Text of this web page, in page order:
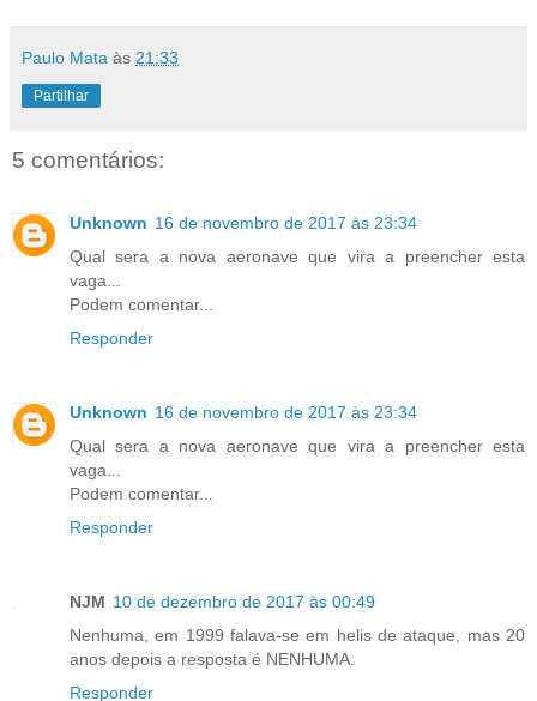
Paulo Mata às 21:33
Partilhar
5 comentários:
Unknown 16 de novembro de 2017 às 23:34
Qual sera a nova aeronave que vira a preencher esta
vaga...
Podem comentar...
Responder
Unknown 16 de novembro de 2017 às 23:34
Qual sera a nova aeronave que vira a preencher esta
vaga...
Podem comentar...
Responder
NJM 10 de dezembro de 2017 às 00:49
Nenhuma, em 1999 falava-se em helis de ataque, mas 20
anos depois a resposta é NENHUMA.
Responder